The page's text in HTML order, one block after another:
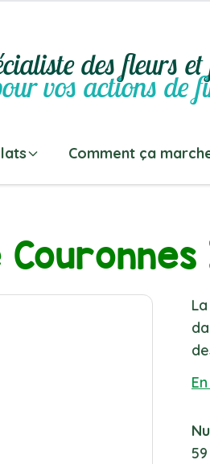
des fleurs
vos actions de
Comment ça
59